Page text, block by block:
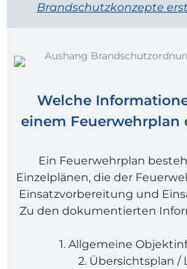
Brandschutzkonzepte
Welche
einem
Ein Feuerwehrplan
Einzelplänen, die der
Einsatzvorbereitung und
Zu den dokumentierten
1. Allgemeine
2. Übersichtsplan /